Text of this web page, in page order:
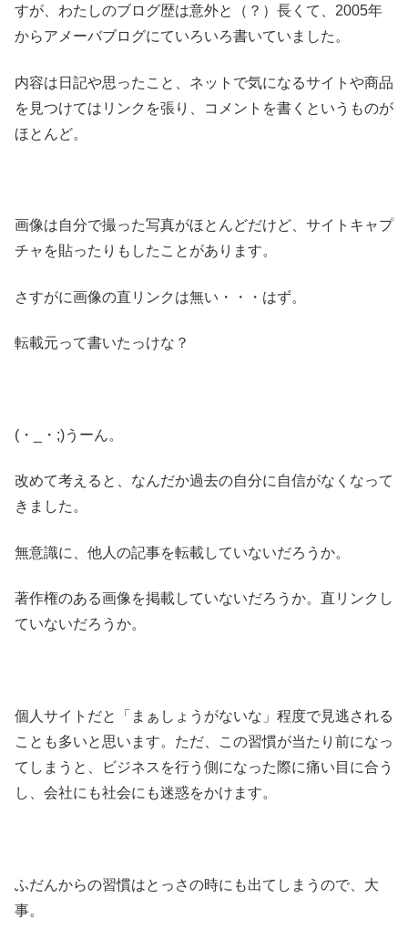
すが、わたしのブログ歴は意外と（？）長くて、2005年
からアメーバブログにていろいろ書いていました。
内容は日記や思ったこと、ネットで気になるサイトや商品
を見つけてはリンクを張り、コメントを書くというものが
ほとんど。
画像は自分で撮った写真がほとんどだけど、サイトキャプ
チャを貼ったりもしたことがあります。
さすがに画像の直リンクは無い・・・はず。
転載元って書いたっけな？
(・_・;)うーん。
改めて考えると、なんだか過去の自分に自信がなくなって
きました。
無意識に、他人の記事を転載していないだろうか。
著作権のある画像を掲載していないだろうか。直リンクし
ていないだろうか。
個人サイトだと「まぁしょうがないな」程度で見逃される
ことも多いと思います。ただ、この習慣が当たり前になっ
てしまうと、ビジネスを行う側になった際に痛い目に合う
し、会社にも社会にも迷惑をかけます。
ふだんからの習慣はとっさの時にも出てしまうので、大
事。